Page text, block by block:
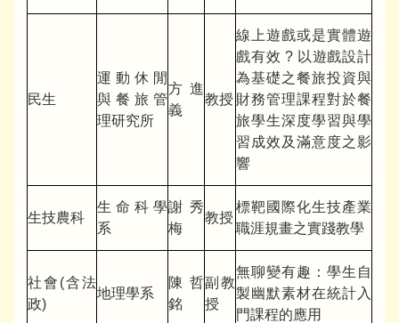
民生
運動休閒
與餐旅管
理研究所
方進
義
教授
線上遊戲或是實體遊
戲有效 ? 以遊戲設計
為基礎之餐旅投資與
財務管理課程對於餐
旅學生深度學習與學
習成效及滿意度之影
響
生技農科
生命科學
系
謝秀
梅
教授
標靶國際化生技產業
職涯規畫之實踐教學
社會(含法
政)
地理學系
陳哲
銘
副教
授
無聊變有趣：學生自
製幽默素材在統計入
門課程的應用